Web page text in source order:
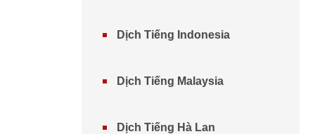
Dịch Tiếng Indonesia
Dịch Tiếng Malaysia
Dịch Tiếng Hà Lan